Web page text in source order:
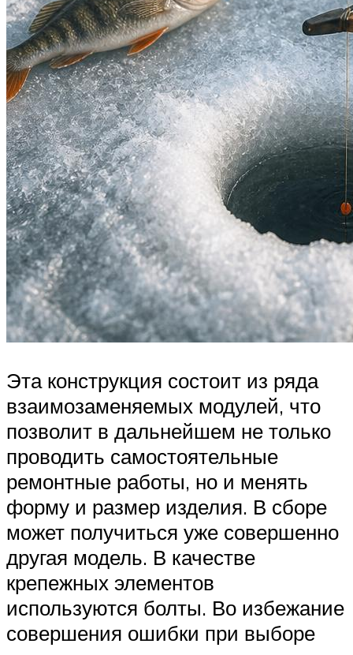
Эта конструкция состоит из ряда
взаимозаменяемых модулей, что
позволит в дальнейшем не только
проводить самостоятельные
ремонтные работы, но и менять
форму и размер изделия. В сборе
может получиться уже совершенно
другая модель. В качестве
крепежных элементов
используются болты. Во избежание
совершения ошибки при выборе